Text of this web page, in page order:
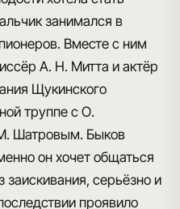
занимался в
Вместе с ним
А. Н. Митта и актёр
Щукинского
труппе с О.
Шатровым. Быков
он хочет общаться
серьёзно и
проявило